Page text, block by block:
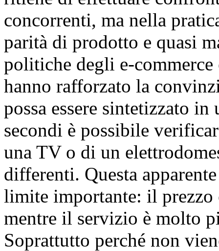
concorrenti, ma nella
parità di prodotto e quasi
politiche degli e-
hanno rafforzato la
possa essere sintetizzato
secondi è possibile
una TV o di un
differenti. Questa
limite importante: il
mentre il servizio è molto
Soprattutto perché non